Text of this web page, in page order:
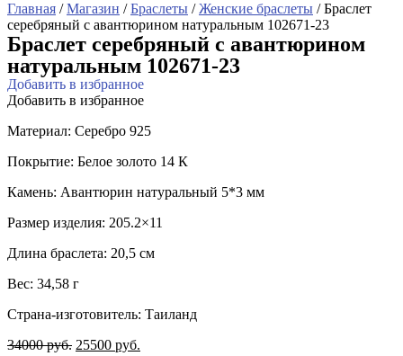
Главная /Магазин /Браслеты /Женские браслеты / Браслет
серебряный с авантюрином натуральным 102671-23
Браслет серебряный с авантюрином
натуральным 102671-23
Добавить в избранное
Добавить в избранное
Материал: Серебро 925
Покрытие: Белое золото 14 К
Камень: Авантюрин натуральный 5*3 мм
Размер изделия: 205.2×11
Длина браслета: 20,5 см
Вес: 34,58 г
Страна-изготовитель: Таиланд
34000руб. 25500 руб.